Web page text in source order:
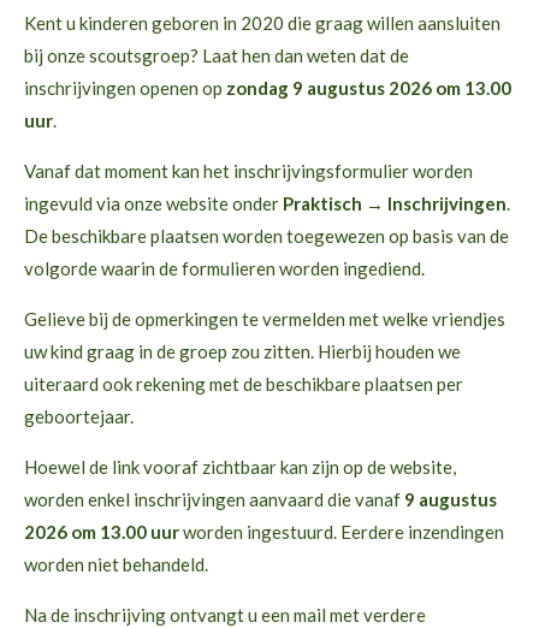
Kent u kinderen geboren in 2020 die graag willen aansluiten
bij onze scoutsgroep? Laat hen dan weten dat de
inschrijvingen openen op zondag 9 augustus 2026 om 13.00
uur.
Vanaf dat moment kan het inschrijvingsformulier worden
ingevuld via onze website onder Praktisch → Inschrijvingen.
De beschikbare plaatsen worden toegewezen op basis van de
volgorde waarin de formulieren worden ingediend.
Gelieve bij de opmerkingen te vermelden met welke vriendjes
uw kind graag in de groep zou zitten. Hierbij houden we
uiteraard ook rekening met de beschikbare plaatsen per
geboortejaar.
Hoewel de link vooraf zichtbaar kan zijn op de website,
worden enkel inschrijvingen aanvaard die vanaf 9 augustus
2026 om 13.00 uurworden ingestuurd. Eerdere inzendingen
worden niet behandeld.
Na de inschrijving ontvangt u een mail met verdere